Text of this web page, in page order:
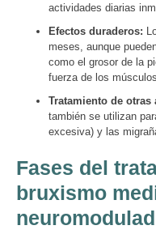
actividades diarias
Efectos duraderos:
meses, aunque
como el grosor de la
fuerza de los
Tratamiento de otras
también se utilizan
excesiva) y las
Fases del
bruxismo